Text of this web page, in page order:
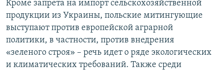
Кроме запрета на импорт сельскохозяйственной
продукции из Украины, польские митингующие
выступают против европейской аграрной
политики, в частности, против внедрения
«зеленого строя» – речь идет о ряде экологических
и климатических требований. Также среди